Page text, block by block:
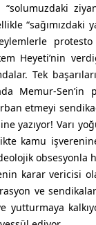
“solumuzdaki
“sağımızdaki
protesto
Heyeti’nin
Tek
Memur-Sen’in
etmeyi
yazıyor! Varı
kamu
obsesyonla
karar vericisi
ve
yutturmaya